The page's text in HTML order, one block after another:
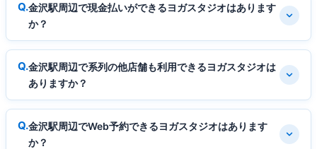
金沢駅周辺で現金払いができるヨガスタジオはあります
か？
金沢駅周辺で系列の他店舗も利用できるヨガスタジオは
ありますか？
金沢駅周辺でWeb予約できるヨガスタジオはあります
か？